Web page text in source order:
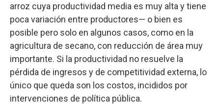
arroz cuya productividad media es muy alta y tiene
poca variación entre productores— o bien es
posible pero solo en algunos casos, como en la
agricultura de secano, con reducción de área muy
importante. Si la productividad no resuelve la
pérdida de ingresos y de competitividad externa, lo
único que queda son los costos, incididos por
intervenciones de política pública.